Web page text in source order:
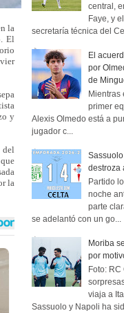
la
El
y
del
la
central,
Faye, y
secretaría técnica del
El
por
de
Mientras
primer
Alexis Olmedo está a
jugador c...
destroza
Partido
noche
parte
se adelantó con un go...
Moriba
por
Foto:
viaja a
Sassuolo y Napoli ha